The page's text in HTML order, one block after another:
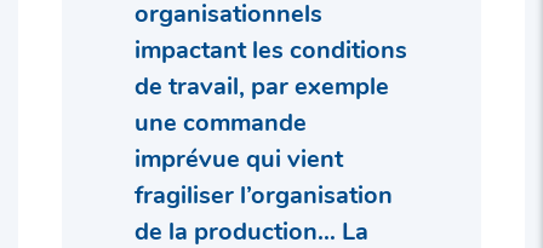
organisationnels
impactant les conditions
de travail, par exemple
une commande
imprévue qui vient
fragiliser l’organisation
de la production… La